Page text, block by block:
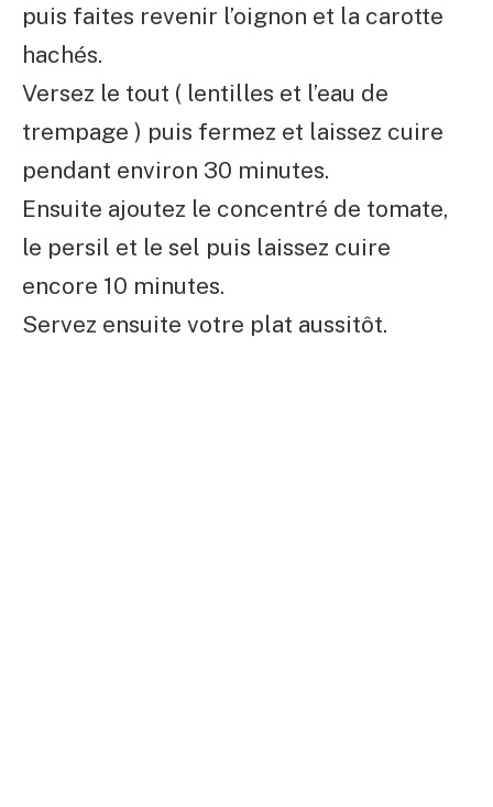
puis faites revenir l’oignon et la carotte
hachés.
Versez le tout ( lentilles et l’eau de
trempage ) puis fermez et laissez cuire
pendant environ 30 minutes.
Ensuite ajoutez le concentré de tomate,
le persil et le sel puis laissez cuire
encore 10 minutes.
Servez ensuite votre plat aussitôt.